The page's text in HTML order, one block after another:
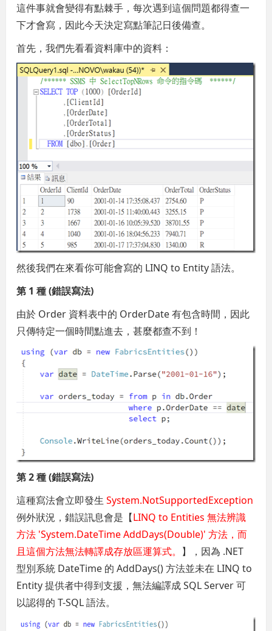
這件事就會變得有點棘手，每次遇到這個問題都得查一
下才會寫，因此今天決定寫點筆記日後備查。
首先，我們先看看資料庫中的資料：
然後我們在來看你可能會寫的 LINQ to Entity 語法。
第 1 種 (錯誤寫法)
由於 Order 資料表中的 OrderDate 有包含時間，因此
只傳特定一個時間點進去，甚麼都查不到！
第 2 種 (錯誤寫法)
這種寫法會立即發生System.NotSupportedException
例外狀況，錯誤訊息會是【LINQ to Entities 無法辨識
方法 'System.DateTime AddDays(Double)' 方法，而
且這個方法無法轉譯成存放區運算式。 】，因為 .NET
型別系統 DateTime 的 AddDays() 方法並未在 LINQ to
Entity 提供者中得到支援，無法編譯成 SQL Server 可
以認得的 T-SQL 語法。